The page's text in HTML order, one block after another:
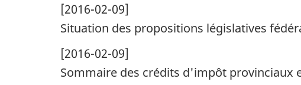
[2016-02-09]
Situation des propositions législatives
[2016-02-09]
Sommaire des crédits d'impôt provinciaux